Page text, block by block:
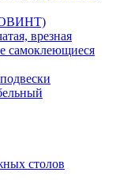
врезная
самоклеющиеся
столов